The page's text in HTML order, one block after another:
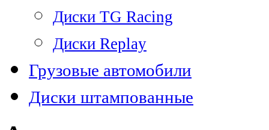
Диски TG Racing
Диски Replay
Грузовые автомобили
Диски штампованные